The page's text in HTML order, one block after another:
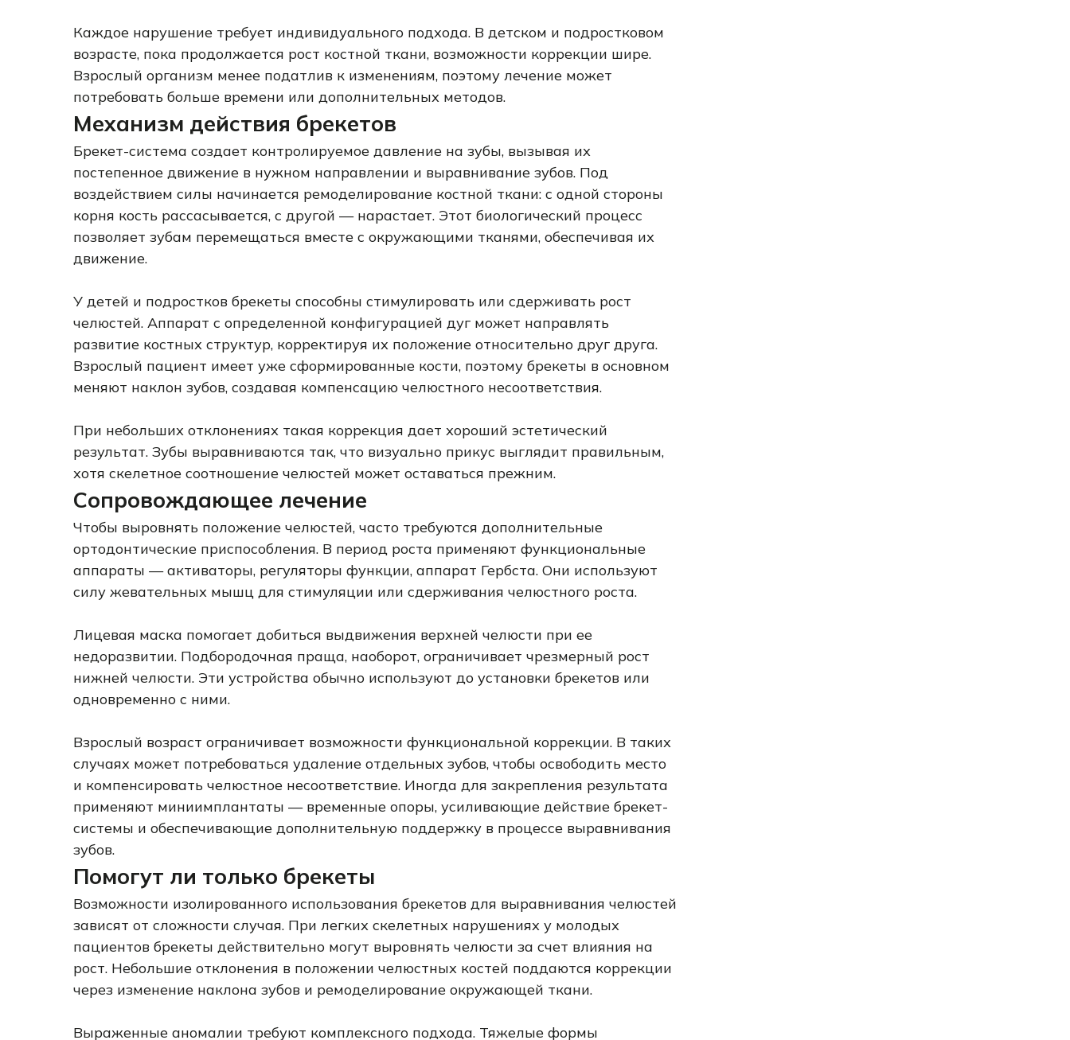
Каждое нарушение требует индивидуального подхода. В детском и подростковом
возрасте, пока продолжается рост костной ткани, возможности коррекции шире.
Взрослый организм менее податлив к изменениям, поэтому лечение может
потребовать больше времени или дополнительных методов.
Механизм действия брекетов
Брекет-система создает контролируемое давление на зубы, вызывая их
постепенное движение в нужном направлении и выравнивание зубов. Под
воздействием силы начинается ремоделирование костной ткани: с одной стороны
корня кость рассасывается, с другой — нарастает. Этот биологический процесс
позволяет зубам перемещаться вместе с окружающими тканями, обеспечивая их
движение.
У детей и подростков брекеты способны стимулировать или сдерживать рост
челюстей. Аппарат с определенной конфигурацией дуг может направлять
развитие костных структур, корректируя их положение относительно друг друга.
Взрослый пациент имеет уже сформированные кости, поэтому брекеты в основном
меняют наклон зубов, создавая компенсацию челюстного несоответствия.
При небольших отклонениях такая коррекция дает хороший эстетический
результат. Зубы выравниваются так, что визуально прикус выглядит правильным,
хотя скелетное соотношение челюстей может оставаться прежним.
Сопровождающее лечение
Чтобы выровнять положение челюстей, часто требуются дополнительные
ортодонтические приспособления. В период роста применяют функциональные
аппараты — активаторы, регуляторы функции, аппарат Гербста. Они используют
силу жевательных мышц для стимуляции или сдерживания челюстного роста.
Лицевая маска помогает добиться выдвижения верхней челюсти при ее
недоразвитии. Подбородочная праща, наоборот, ограничивает чрезмерный рост
нижней челюсти. Эти устройства обычно используют до установки брекетов или
одновременно с ними.
Взрослый возраст ограничивает возможности функциональной коррекции. В таких
случаях может потребоваться удаление отдельных зубов, чтобы освободить место
и компенсировать челюстное несоответствие. Иногда для закрепления результата
применяют миниимплантаты — временные опоры, усиливающие действие брекет-
системы и обеспечивающие дополнительную поддержку в процессе выравнивания
зубов.
Помогут ли только брекеты
Возможности изолированного использования брекетов для выравнивания челюстей
зависят от сложности случая. При легких скелетных нарушениях у молодых
пациентов брекеты действительно могут выровнять челюсти за счет влияния на
рост. Небольшие отклонения в положении челюстных костей поддаются коррекции
через изменение наклона зубов и ремоделирование окружающей ткани.
Выраженные аномалии требуют комплексного подхода. Тяжелые формы